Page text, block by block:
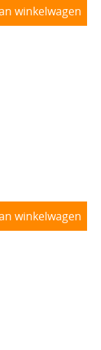
winkelwagen
winkelwagen